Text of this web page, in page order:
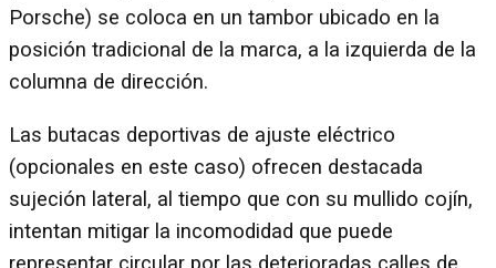
Porsche) se coloca en un tambor ubicado en la
posición tradicional de la marca, a la izquierda de la
columna de dirección.
Las butacas deportivas de ajuste eléctrico
(opcionales en este caso) ofrecen destacada
sujeción lateral, al tiempo que con su mullido cojín,
intentan mitigar la incomodidad que puede